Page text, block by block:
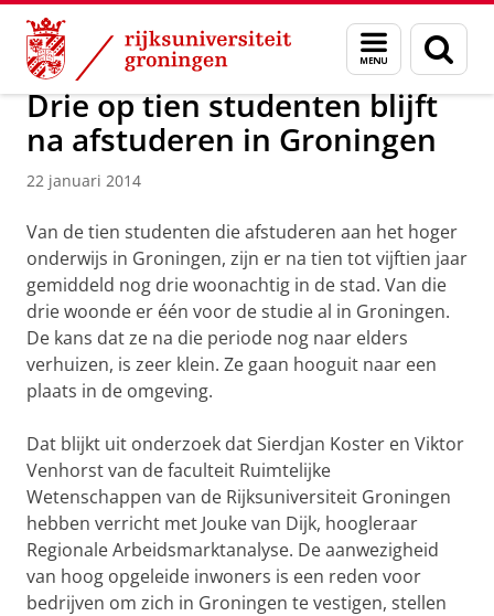
Skip
Content
Skip
Navigation
Menu
en
zoeken
Over ons Actueel Nieuws Nieuwsberichten
Drie op tien studenten blijft
na afstuderen in Groningen
22 januari 2014
Van de tien studenten die afstuderen aan het hoger
onderwijs in Groningen, zijn er na tien tot vijftien jaar
gemiddeld nog drie woonachtig in de stad. Van die
drie woonde er één voor de studie al in Groningen.
De kans dat ze na die periode nog naar elders
verhuizen, is zeer klein. Ze gaan hooguit naar een
plaats in de omgeving.
Dat blijkt uit onderzoek dat Sierdjan Koster en Viktor
Venhorst van de faculteit Ruimtelijke
Wetenschappen van de Rijksuniversiteit Groningen
hebben verricht met Jouke van Dijk, hoogleraar
Regionale Arbeidsmarktanalyse. De aanwezigheid
van hoog opgeleide inwoners is een reden voor
bedrijven om zich in Groningen te vestigen, stellen